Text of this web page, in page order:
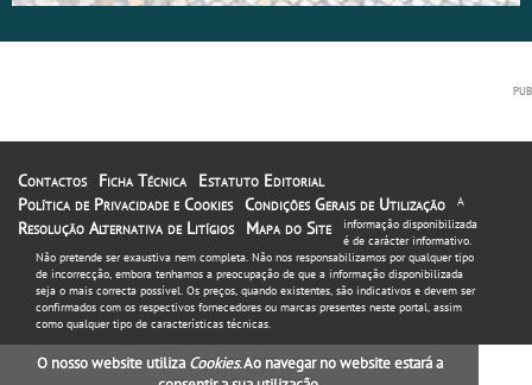
Contactos Ficha Técnica
Estatuto Editorial
Política de Privacidade e Cookies Condições Gerais de Utilização
Resolução Alternativa de Litígios
Mapa do Site
A
informação disponibilizada
é de carácter informativo.
Não pretende ser exaustiva nem completa. Não nos responsabilizamos por qualquer tipo
de incorrecção, embora tenhamos a preocupação de que a informação disponibilizada
seja o mais correcta possível. Os preços, quando existentes, são indicativos e devem ser
confirmados com os respectivos fornecedores ou marcas presentes neste portal, assim
como qualquer tipo de características técnicas.
O nosso website utiliza Cookies. Ao navegar no website estará a